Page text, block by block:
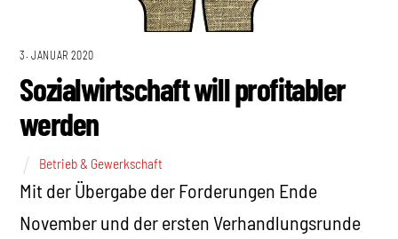
3. JANUAR 2020
Sozialwirtschaft will profitabler
werden
Betrieb & Gewerkschaft
Mit der Übergabe der Forderungen Ende
November und der ersten Verhandlungsrunde